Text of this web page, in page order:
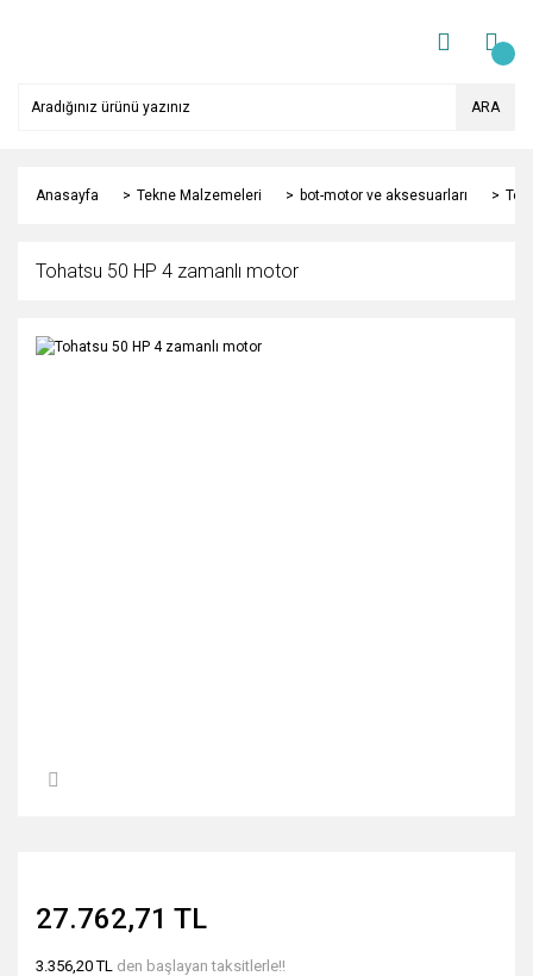
ARA
Anasayfa Tekne Malzemeleri bot-motor ve aksesuarları
Tohatsu 50 HP 4 zamanlı motor
27.762,71 TL
3.356,20 TL den başlayan taksitlerle!!